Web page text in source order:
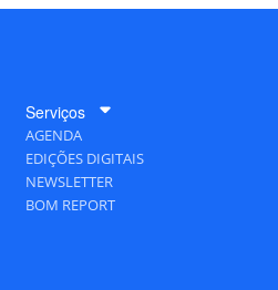
Serviços
AGENDA
EDIÇÕES DIGITAIS
NEWSLETTER
BOM REPORT